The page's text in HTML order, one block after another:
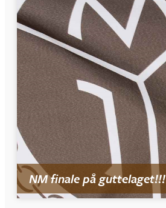
NM finale på guttelaget!!!